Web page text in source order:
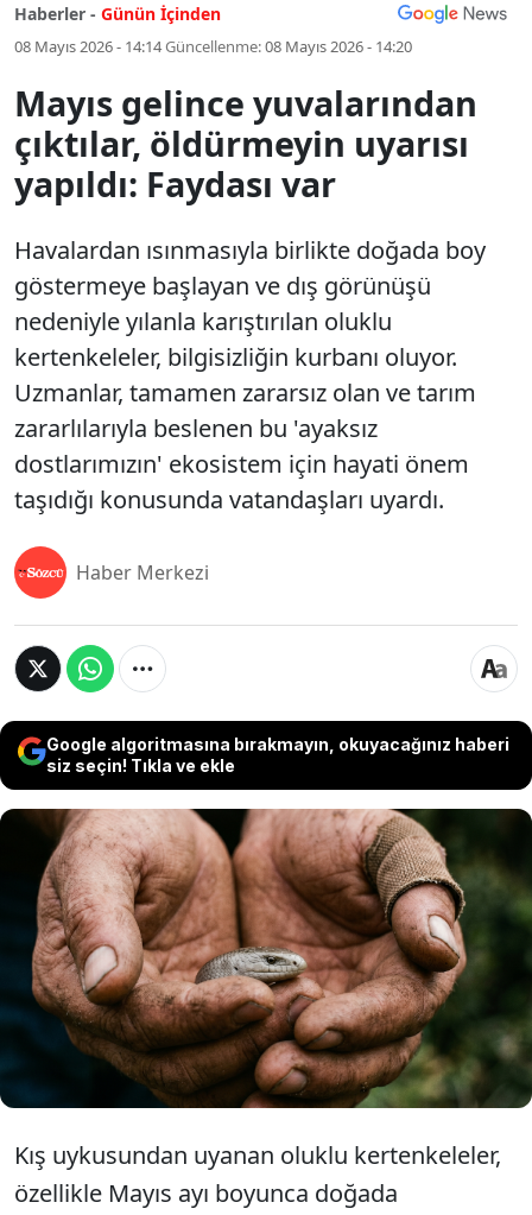
Haberler - Günün İçinden
08 Mayıs 2026 - 14:14Güncellenme:08 Mayıs 2026 - 14:20
Mayıs gelince yuvalarından
çıktılar, öldürmeyin uyarısı
yapıldı: Faydası var
Havalardan ısınmasıyla birlikte doğada boy
göstermeye başlayan ve dış görünüşü
nedeniyle yılanla karıştırılan oluklu
kertenkeleler, bilgisizliğin kurbanı oluyor.
Uzmanlar, tamamen zararsız olan ve tarım
zararlılarıyla beslenen bu 'ayaksız
dostlarımızın' ekosistem için hayati önem
taşıdığı konusunda vatandaşları uyardı.
Haber Merkezi
Google algoritmasına bırakmayın, okuyacağınız haberi
siz seçin! Tıkla ve ekle
Havalardan ısınmasıyla birlikte doğada boy
göstermeye başlayan ve dış görünüşü nedeniyle
yılanla karıştırılan oluklu kertenkeleler,
bilgisizliğin kurbanı oluyor. Uzmanlar, tamamen
zararsız olan ve tarım zararlılarıyla beslenen bu
'ayaksız dostlarımızın' ekosistem için hayati önem
taşıdığı konusunda vatandaşları uyardı.
Kış uykusundan uyanan oluklu kertenkeleler,
özellikle Mayıs ayı boyunca doğada